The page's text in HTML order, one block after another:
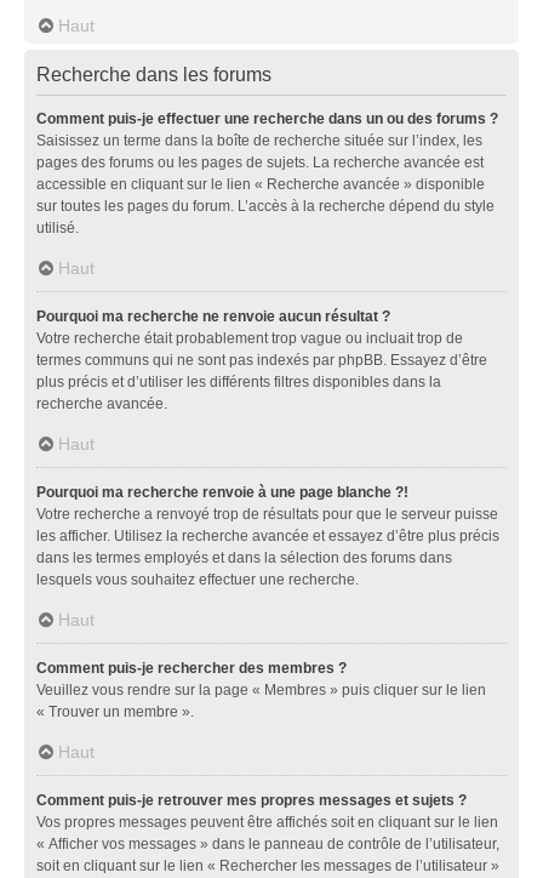
Haut
Recherche dans les forums
Comment puis-je effectuer une recherche dans un ou des forums ?
Saisissez un terme dans la boîte de recherche située sur l’index, les
pages des forums ou les pages de sujets. La recherche avancée est
accessible en cliquant sur le lien « Recherche avancée » disponible
sur toutes les pages du forum. L’accès à la recherche dépend du style
utilisé.
Haut
Pourquoi ma recherche ne renvoie aucun résultat ?
Votre recherche était probablement trop vague ou incluait trop de
termes communs qui ne sont pas indexés par phpBB. Essayez d’être
plus précis et d’utiliser les différents filtres disponibles dans la
recherche avancée.
Haut
Pourquoi ma recherche renvoie à une page blanche ?!
Votre recherche a renvoyé trop de résultats pour que le serveur puisse
les afficher. Utilisez la recherche avancée et essayez d’être plus précis
dans les termes employés et dans la sélection des forums dans
lesquels vous souhaitez effectuer une recherche.
Haut
Comment puis-je rechercher des membres ?
Veuillez vous rendre sur la page « Membres » puis cliquer sur le lien
« Trouver un membre ».
Haut
Comment puis-je retrouver mes propres messages et sujets ?
Vos propres messages peuvent être affichés soit en cliquant sur le lien
« Afficher vos messages » dans le panneau de contrôle de l’utilisateur,
soit en cliquant sur le lien « Rechercher les messages de l’utilisateur »